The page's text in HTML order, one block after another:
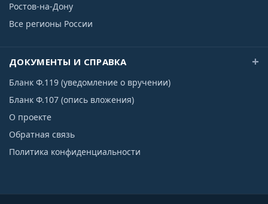
Ростов-на-Дону
Все регионы России
ДОКУМЕНТЫ И СПРАВКА
Бланк Ф.119 (уведомление о вручении)
Бланк Ф.107 (опись вложения)
О проекте
Обратная связь
Политика конфиденциальности